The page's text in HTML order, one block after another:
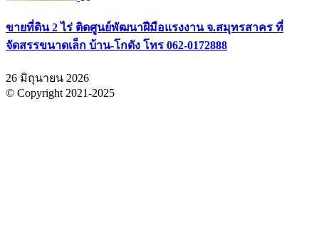
ขายที่ดิน 2 ไร่ ติดศูนย์พัฒนาฝีมือแรงงาน จ.สมุทรสาคร ที่
จัดสรรขนาดเล็ก บ้าน-โกดัง โทร 062-0172888
26 มิถุนายน 2026
© Copyright 2021-2025